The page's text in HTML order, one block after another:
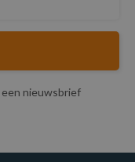
een nieuwsbrief